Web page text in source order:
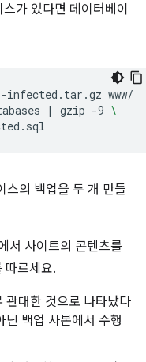
가 있다면 데이터베이
infected.tar.gz www/
| gzip -9 \
스의 백업을 두 개 만들
서 사이트의 콘텐츠를
따르세요.
관대한 것으로 나타났다
닌 백업 사본에서 수행